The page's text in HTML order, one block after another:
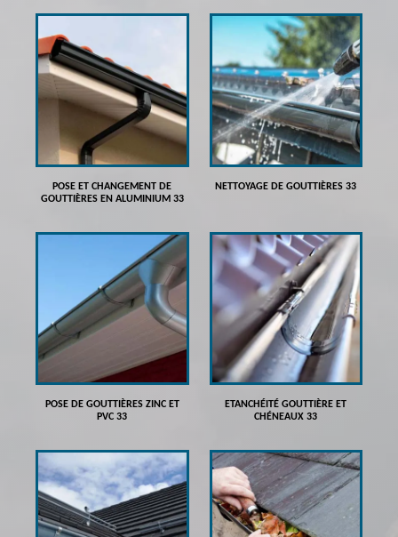
POSE ET CHANGEMENT DE
GOUTTIÈRES EN ALUMINIUM 33
NETTOYAGE DE GOUTTIÈRES 33
POSE DE GOUTTIÈRES ZINC ET
PVC 33
ETANCHÉITÉ GOUTTIÈRE ET
CHÉNEAUX 33